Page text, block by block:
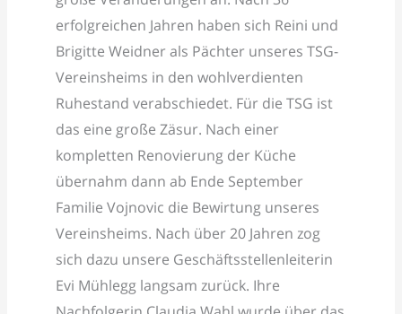
erfolgreichen Jahren haben sich Reini und
Brigitte Weidner als Pächter unseres TSG-
Vereinsheims in den wohlverdienten
Ruhestand verabschiedet. Für die TSG ist
das eine große Zäsur. Nach einer
kompletten Renovierung der Küche
übernahm dann ab Ende September
FamilieVojnovic die Bewirtung unseres
Vereinsheims. Nach über 20 Jahren zog
sich dazu unsere Geschäftsstellenleiterin
Evi Mühlegg langsam zurück. Ihre